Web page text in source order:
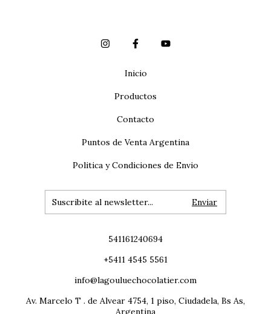
Inicio
Productos
Contacto
Puntos de Venta Argentina
Politica y Condiciones de Envio
541161240694
+5411 4545 5561
info@lagouluechocolatier.com
Av. Marcelo T . de Alvear 4754, 1 piso, Ciudadela, Bs As,
Argentina